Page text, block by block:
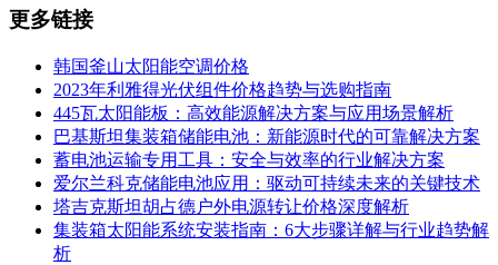
更多链接
韩国釜山太阳能空调价格
2023年利雅得光伏组件价格趋势与选购指南
445瓦太阳能板：高效能源解决方案与应用场景解析
巴基斯坦集装箱储能电池：新能源时代的可靠解决方案
蓄电池运输专用工具：安全与效率的行业解决方案
爱尔兰科克储能电池应用：驱动可持续未来的关键技术
塔吉克斯坦胡占德户外电源转让价格深度解析
集装箱太阳能系统安装指南：6大步骤详解与行业趋势解
析